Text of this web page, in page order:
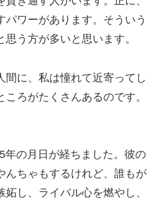
ワーがあります。そういう
う方が多いと思います。
に、私は憧れて近寄ってし
ろがたくさんあるのです。
の月日が経ちました。彼の
んちゃもするけれど、誰もが
し、ライバル心を燃やし、